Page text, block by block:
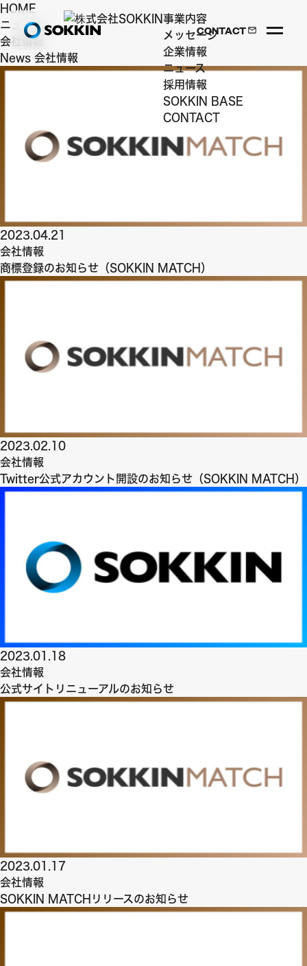
CONTACT
事業内容
メッセージ
企業情報
ニュース
採用情報
SOKKIN BASE
CONTACT
HOME
ニュース
会社情報
News 会社情報
2023.04.21
会社情報
商標登録のお知らせ（SOKKIN MATCH）
2023.02.10
会社情報
Twitter公式アカウント開設のお知らせ（SOKKIN MATCH）
2023.01.18
会社情報
公式サイトリニューアルのお知らせ
2023.01.17
会社情報
SOKKIN MATCHリリースのお知らせ